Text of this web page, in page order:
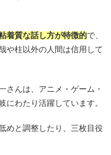
着質な話し方が特徴的で、
や柱以外の人間は信用して
さんは、アニメ・ゲーム・
にわたり活躍しています。
めと調整したり、三枚目役